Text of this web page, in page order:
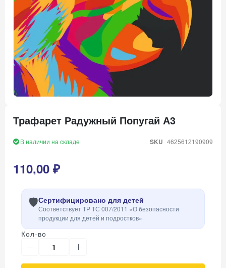
началу
галереи
Трафарет Радужный Попугай А3
В наличии на складе SKU 4625612190909
110,00 ₽
🛡️Сертифицировано для детей
Соответствует ТР ТС 007/2011 «О безопасности
продукции для детей и подростков»
Кол-во